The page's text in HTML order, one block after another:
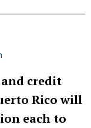
credit
Rico will
each to